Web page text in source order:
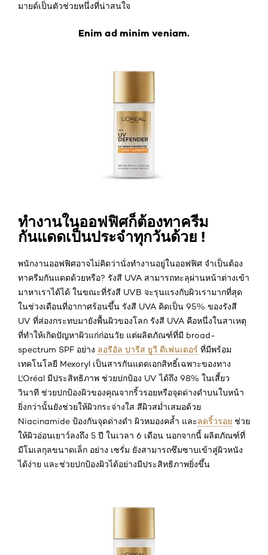
มายด์เป็นตัวช่วยหนึ่งที่น่าสนใจ
Enim ad minim veniam.
ทำงานในออฟฟิศก็ต้องทาครีม
กันแดดเป็นประจำทุกวันด้วย !
พนักงานออฟฟิศอาจไม่คิดว่านั่งทำงานอยู่ในออฟฟิศ จำเป็นต้อง
ทาครีมกันแดดด้วยหรือ? รังสี UVA สามารถทะลุผ่านหน้าต่างเข้า
มาหาเราได้ได้ ในขณะที่รังสี UVB จะรุนแรงกับผิวเรามากที่สุด
ในช่วงเดือนที่อากาศร้อนขึ้น รังสี UVA คิดเป็น 95% ของรังสี
UV ที่ส่องกระทบมายังพื้นผิวของโลก รังสี UVA คือหนึ่งในสาเหตุ
ที่ทำให้เกิดปัญหาผิวแก่ก่อนวัย แต่ผลิตภัณฑ์ที่มี broad-
spectrum SPF อย่าง ลอรีอัล ปารีส ยูวี ดีเฟนเดอร์ ที่มีพร้อม
เทคโนโลยี Mexoryl เป็นสารกันแดดเอกสิทธิ์เฉพาะของทาง
L'Oréal มีประสิทธิภาพ ช่วยปกป้อง UV ได้ถึง 98% ในเสี้ยว
วินาที ช่วยปกป้องผิวของคุณจากริ้วรอยหรือจุดด่างดำบนใบหน้า
ยิ่งกว่านั้นยังช่วยให้ผิวกระจ่างใส สีผิวสม่ำเสมอด้วย
Niacinamide ป้องกันจุดด่างดำ ผิวหมองคล้ำ และลดริ้วรอย ช่วย
ให้ผิวอ่อนเยาว์ลงถึง 5 ปี ในเวลา 6 เดือน นอกจากนี้ ผลิตภัณฑ์ที่
มีโมเลกุลขนาดเล็ก อย่าง เซรั่ม ยังสามารถซึมซาบเข้าสู่ผิวหนัง
ได้ง่าย และช่วยปกป้องผิวได้อย่างมีประสิทธิภาพยิ่งขึ้น